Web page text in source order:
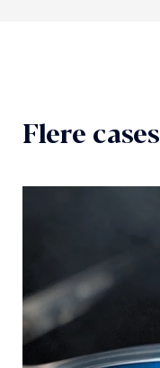
Flere cases